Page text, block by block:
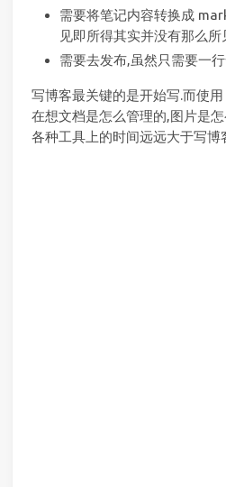
需要将笔记内容转换成
见即所得其实并没有那么所
需要去发布,虽然只需要一
写博客最关键的是开始写.而使
在想文档是怎么管理的,图片是
各种工具上的时间远远大于写博